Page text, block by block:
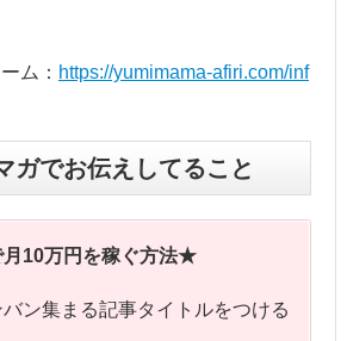
ム： https://yumimama-afiri.com/inf
ガでお伝えしてること
10万円を稼ぐ方法★
ン集まる記事タイトルをつける